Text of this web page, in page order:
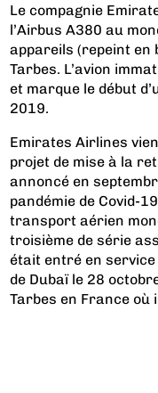
Le compagnie
l’Airbus A380 au
appareils (repeint en
Tarbes. L’avion
et marque le début
2019.
Emirates Airlines
projet de mise à la
annoncé en
pandémie de Covid-
transport aérien
troisième de série
était entré en service
de Dubaï le 28
Tarbes en France où